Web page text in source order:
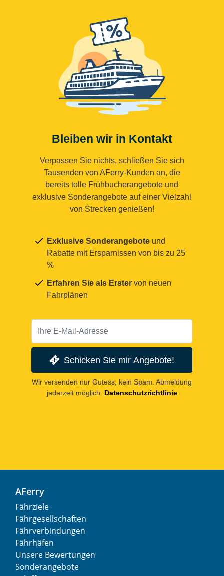
Bleiben wir in Kontakt
Verpassen Sie nichts, schließen Sie sich
Tausenden von AFerry-Kunden an, die
bereits tolle Frühbucherangebote und
exklusive Sonderangebote auf einer Vielzahl
von Strecken genießen!
Exklusive Sonderangebote und
Rabatte mit Ersparnissen von bis zu 25
%
Erfahren Sie als Erster von neuen
Fahrplänen
Schicken Sie mir Angebote!
Wir versenden nur Gutess, kein Spam. Abmeldung
jederzeit möglich. Datenschutzrichtlinie
AFerry
Fährziele
Fährgesellschaften
Fährverbindungen
Fährhäfen
Unsere Bewertungen
Sonderangebote